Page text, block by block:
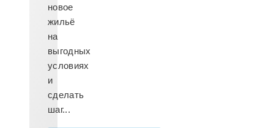
новое
жильё
на
выгодных
условиях
и
сделать
шаг...